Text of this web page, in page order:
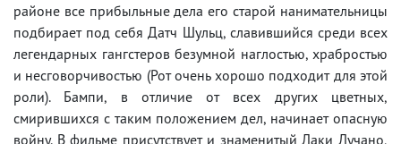
районе все прибыльные дела его старой нанимательницы
подбирает под себя Датч Шульц, славившийся среди всех
легендарных гангстеров безумной наглостью, храбростью
и несговорчивостью (Рот очень хорошо подходит для этой
роли). Бампи, в отличие от всех других цветных,
смирившихся с таким положением дел, начинает опасную
войну. В фильме присутствует и знаменитый Лаки Лучано,